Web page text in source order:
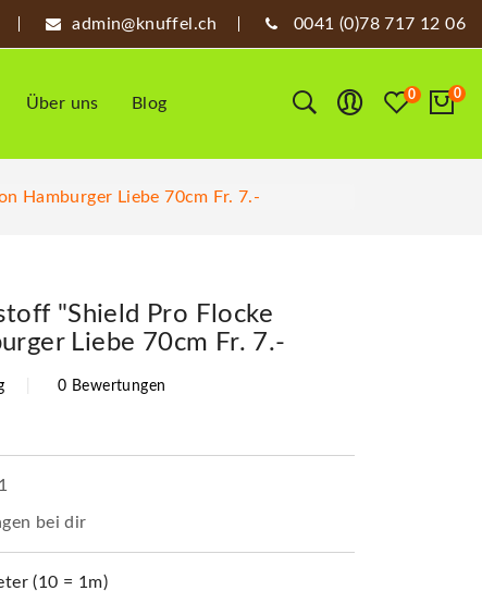
admin@knuffel.ch 0041 (0)78 717 12 06
Über uns Blog 0 0
Hamburger Liebe 70cm Fr. 7.-
"Shield Pro Flocke
Liebe 70cm Fr. 7.-
0 Bewertungen
bei dir
(10 = 1m)